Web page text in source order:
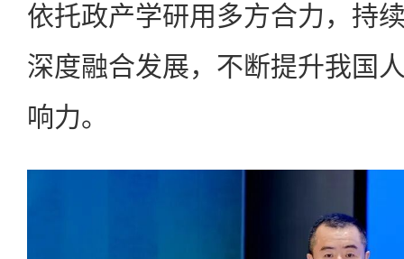
依托政产学研用多方合力，持
深度融合发展，不断提升我国
响力。